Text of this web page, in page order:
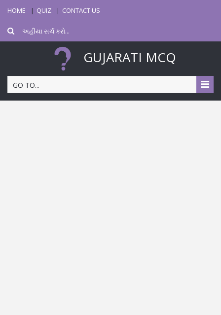
HOME QUIZ CONTACT US
GUJARATI MCQ
GO TO...